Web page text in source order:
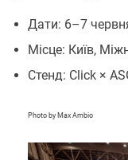
Дати: 6–7
Місце: Київ,
Стенд: Click ×
Photo by Max Ambio